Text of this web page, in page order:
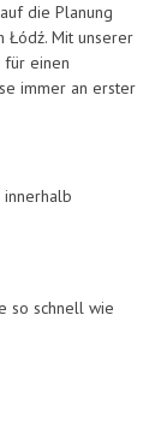
die Planung
Łódź. Mit unserer
für einen
immer an erster
so schnell wie